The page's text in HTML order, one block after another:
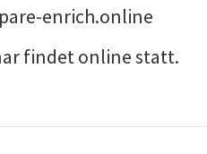
enrich.online
findet online statt.